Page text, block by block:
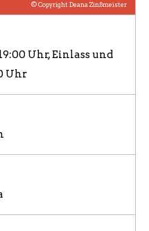
© Copyright Deana Zinßmeister
Uhr, Einlass und
Uhr